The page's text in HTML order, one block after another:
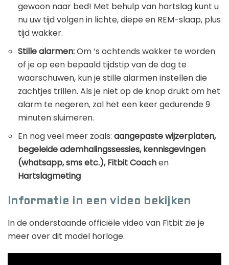
gewoon naar bed! Met behulp van hartslag kunt u
nu uw tijd volgen in lichte, diepe en REM-slaap, plus
tijd wakker.
Stille alarmen:Om ’s ochtends wakker te worden
of je op een bepaald tijdstip van de dag te
waarschuwen, kun je stille alarmen instellen die
zachtjes trillen. Als je niet op de knop drukt om het
alarm te negeren, zal het een keer gedurende 9
minuten sluimeren.
En nog veel meer zoals: aangepaste wijzerplaten,
begeleide ademhalingssessies, kennisgevingen
(whatsapp, sms etc.), Fitbit Coachen
Hartslagmeting
Informatie in een video bekijken
In de onderstaande officiële video van Fitbit zie je
meer over dit model horloge.